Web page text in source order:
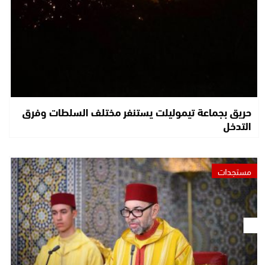
حريق بجماعة تيموليلت يستنفر مختلف السلطات وفرق
التدخل
مستجدات